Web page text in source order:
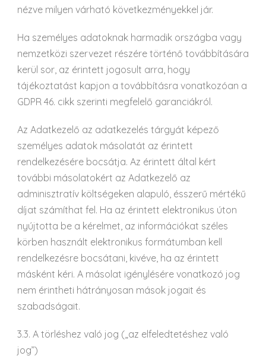
nézve milyen várható következményekkel jár.
Ha személyes adatoknak harmadik országba vagy
nemzetközi szervezet részére történő továbbítására
kerül sor, az érintett jogosult arra, hogy
tájékoztatást kapjon a továbbításra vonatkozóan a
GDPR 46. cikk szerinti megfelelő garanciákról.
Az Adatkezelő az adatkezelés tárgyát képező
személyes adatok másolatát az érintett
rendelkezésére bocsátja. Az érintett által kért
további másolatokért az Adatkezelő az
adminisztratív költségeken alapuló, ésszerű mértékű
díjat számíthat fel. Ha az érintett elektronikus úton
nyújtotta be a kérelmet, az információkat széles
körben használt elektronikus formátumban kell
rendelkezésre bocsátani, kivéve, ha az érintett
másként kéri. A másolat igénylésére vonatkozó jog
nem érintheti hátrányosan mások jogait és
szabadságait.
3.3. A törléshez való jog („az elfeledtetéshez való
jog”)